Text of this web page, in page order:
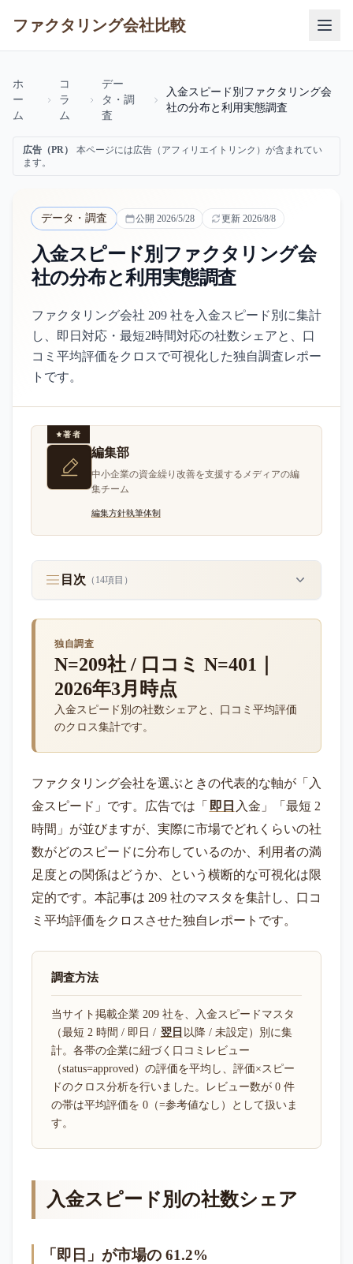
ファクタリング会社比較
ホ
ー
ム
コ
ラ
ム
デー
タ・調
査
入金スピード別ファクタリング会
社の分布と利用実態調査
広告（PR）
本ページには広告（アフィリエイトリンク）が含まれてい
ます。
データ・調査 公開 2026/5/28 更新 2026/8/8
入金スピード別ファクタリング会
社の分布と利用実態調査
ファクタリング会社 209 社を入金スピード別に集計
し、即日対応・最短2時間対応の社数シェアと、口
コミ平均評価をクロスで可視化した独自調査レポー
トです。
著者
編集部
中小企業の資金繰り改善を支援するメディアの編
集チーム
編集方針執筆体制
目次 （ 14項目）
独自調査
N=209社 / 口コミ N=401｜
2026年3月時点
入金スピード別の社数シェアと、口コミ平均評価
のクロス集計です。
ファクタリング会社を選ぶときの代表的な軸が「入
金スピード」です。広告では「
即日 入金」「最短 2
時間」が並びますが、実際に市場でどれくらいの社
数がどのスピードに分布しているのか、利用者の満
足度との関係はどうか、という横断的な可視化は限
定的です。本記事は 209 社のマスタを集計し、口コ
ミ平均評価をクロスさせた独自レポートです。
調査方法
当サイト掲載企業 209 社を、入金スピードマスタ
（最短 2 時間 / 即日 / 翌日 以降 / 未設定）別に集
計。各帯の企業に紐づく口コミレビュー
（status=approved）の評価を平均し、評価×スピー
ドのクロス分析を行いました。レビュー数が 0 件
の帯は平均評価を 0（=参考値なし）として扱いま
す。
入金スピード別の社数シェア
「即日」が市場の 61.2%